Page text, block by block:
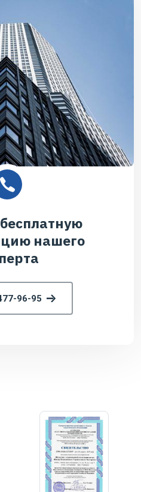
нашего
96-95